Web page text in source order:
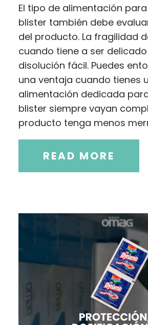
El tipo de alimentación
blister también debe
del producto. La fragilidad
cuando tiene a ser
disolución fácil. Puedes
una ventaja cuando tienes
alimentación dedicada
blister siempre vayan
producto tenga menos
READ MORE